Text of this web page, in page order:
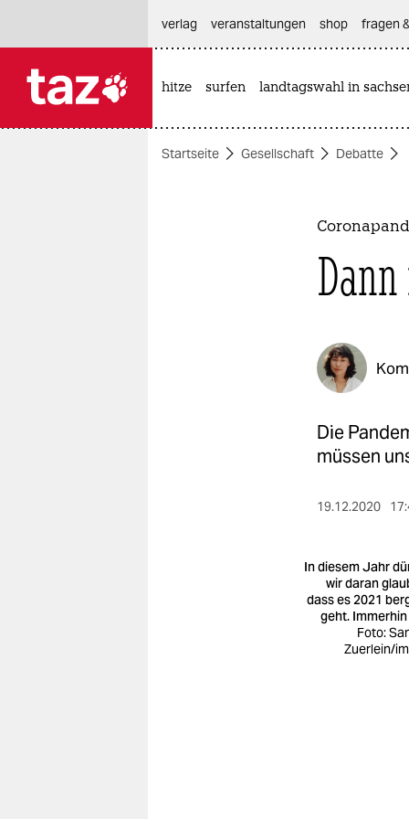
themen
verlag
veranstaltungen shop fragen
hitze surfen landtagswahl in
Startseite Gesellschaft Debatte
Die
müssen
19.12.2020
In diesem Jahr
wir daran
dass es 2021
geht.
Foto:
Zuerlein/